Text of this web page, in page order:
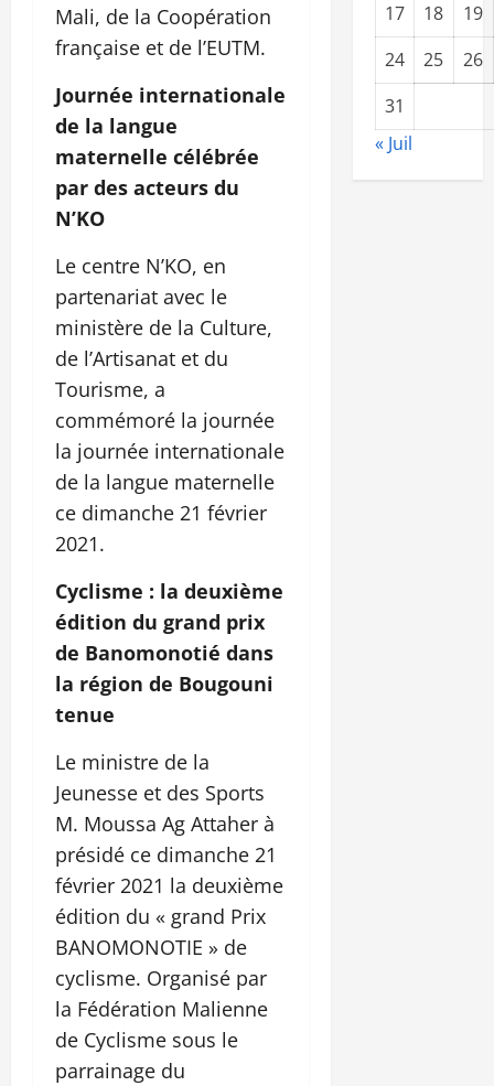
Mali, de la Coopération
française et de l’EUTM.
Journée internationale
de la langue
maternelle célébrée
par des acteurs du
N’KO
Le centre N’KO, en
partenariat avec le
ministère de la Culture,
de l’Artisanat et du
Tourisme, a
commémoré la journée
la journée internationale
de la langue maternelle
ce dimanche 21 février
2021.
Cyclisme : la deuxième
édition du grand prix
de Banomonotié dans
la région de Bougouni
tenue
Le ministre de la
Jeunesse et des Sports
M. Moussa Ag Attaher à
présidé ce dimanche 21
février 2021 la deuxième
édition du « grand Prix
BANOMONOTIE » de
cyclisme. Organisé par
la Fédération Malienne
de Cyclisme sous le
parrainage du
17
18
19
24
25
26
31
« Juil